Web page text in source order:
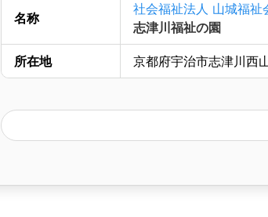
名称
社会福祉法人 山城福祉
志津川福祉の園
所在地 京都府宇治市志津川西